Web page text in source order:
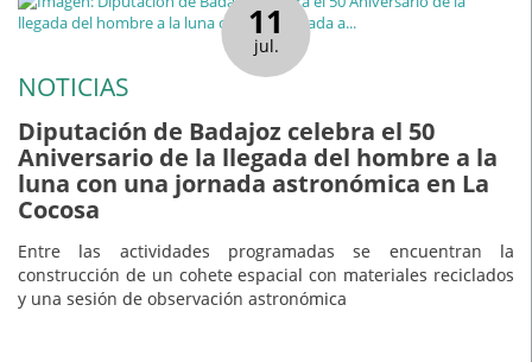
11
jul.
NOTICIAS
Diputación de Badajoz celebra el 50
Aniversario de la llegada del hombre a la
luna con una jornada astronómica en La
Cocosa
Entre las actividades programadas se encuentran la
construcción de un cohete espacial con materiales reciclados
y una sesión de observación astronómica